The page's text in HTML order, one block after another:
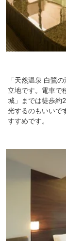
「天然温泉 白鷺
立地です。電車で
城」までは徒歩約
光するのもいいで
すすめです。